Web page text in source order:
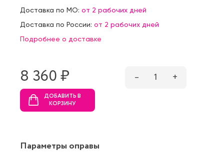
Доставка по МО: от 2 рабочих дней
Доставка по России: от 2 рабочих дней
Подробнее о доставке
8 360 ₷ – 1 +
ДОБАВИТЬ В
КОРЗИНУ
Параметры оправы